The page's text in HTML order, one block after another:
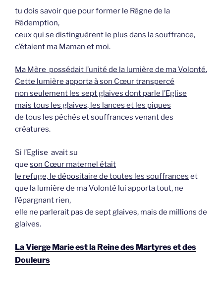
tu dois savoir que pour former le Règne de la
Rédemption,
ceux qui se distinguèrent le plus dans la souffrance,
c’étaient ma Maman et moi.
Ma Mère possédait l’unité de la lumière de ma Volonté.
Cette lumière apporta à son Cœur transpercé
non seulement les sept glaives dont parle l’Eglise
mais tous les glaives, les lances et les piques
de tous les péchés et souffrances venant des
créatures.
Si l’Eglise avait su
que son Cœur maternel était
le refuge, le dépositaire de toutes les souffrances et
que la lumière de ma Volonté lui apporta tout, ne
l’épargnant rien,
elle ne parlerait pas de sept glaives, mais de millions de
glaives.
La Vierge Marie est la Reine des Martyres et des
Douleurs